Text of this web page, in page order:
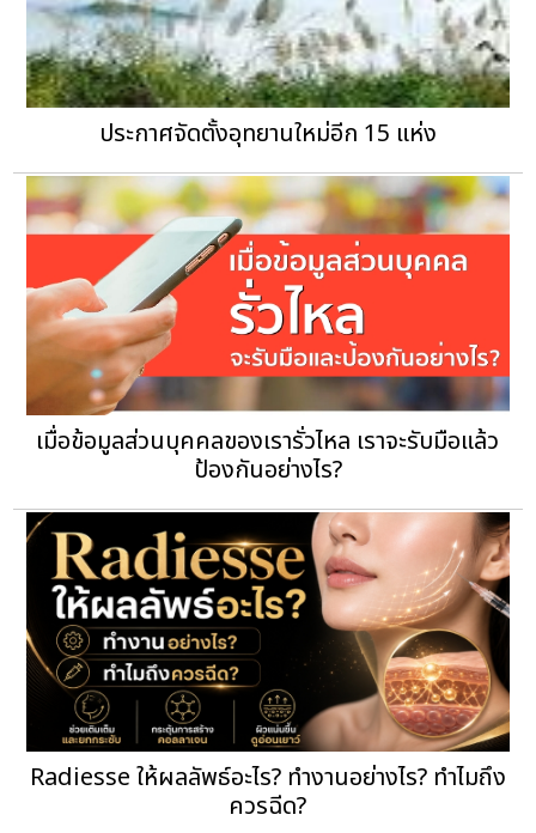
ประกาศจัดตั้งอุทยานใหม่อีก 15 แห่ง
เมื่อข้อมูลส่วนบุคคลของเรารั่วไหล เราจะรับมือแล้ว
ป้องกันอย่างไร?
Radiesse ให้ผลลัพธ์อะไร? ทำงานอย่างไร? ทำไมถึง
ควรฉีด?